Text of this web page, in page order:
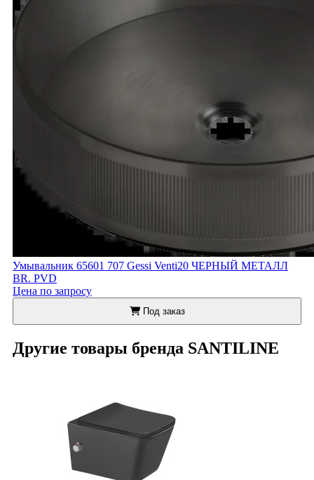
Умывальник 65601 707 Gessi Venti20 ЧЕРНЫЙ МЕТАЛЛ
BR. PVD
Цена по запросу
Под заказ
Другие товары бренда SANTILINE